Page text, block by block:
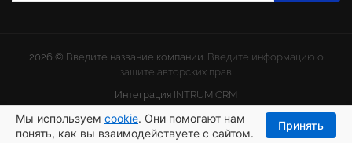
Мы используем cookie. Они помогают нам
понять, как вы взаимодействуете с сайтом.
Принять
2026 © Введите название компании. Введите информацию о
защите авторских прав
Интеграция INTRUM CRM